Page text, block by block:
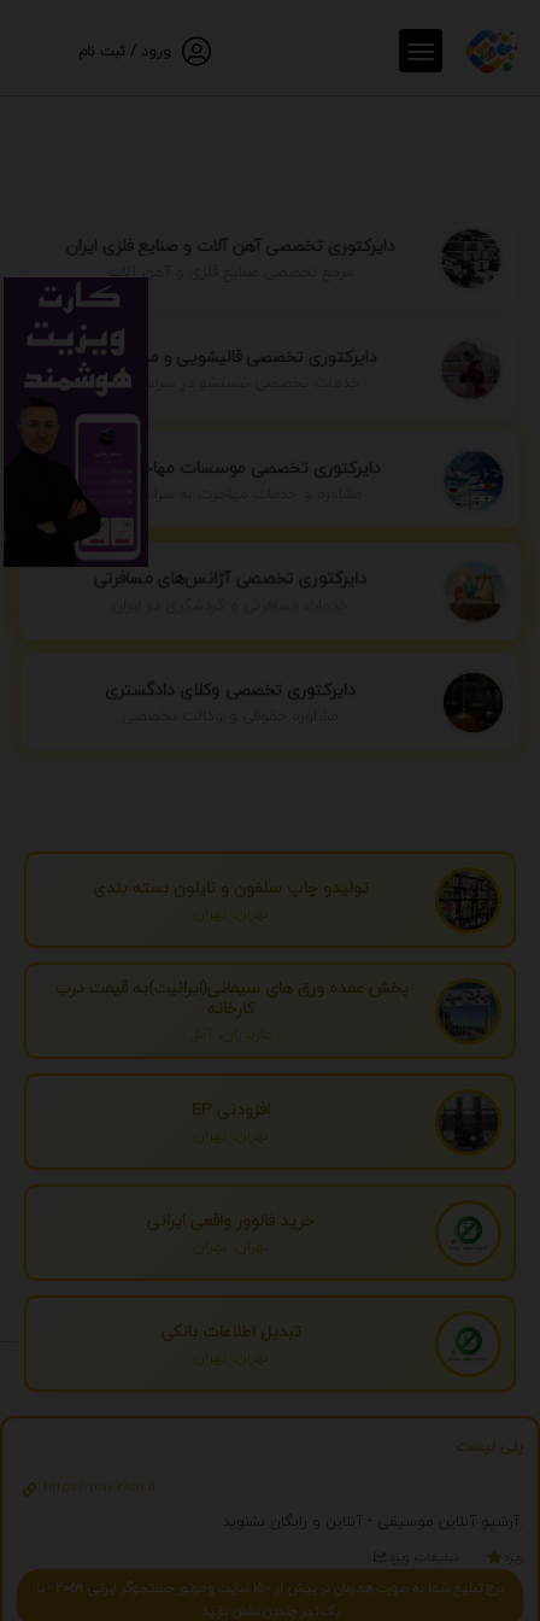
ورود / ثبت نام
دایرکتوری تخصصی آهن آلات و صنایع فلزی ایران
مرجع تخصصی صنایع فلزی و آهن آلات
دایرکتوری تخصصی قالیشویی و مبل شویی
خدمات تخصصی شستشو در سراسر ایران
دایرکتوری تخصصی موسسات مهاجرتی ایران
مشاوره و خدمات مهاجرت به سراسر جهان
دایرکتوری تخصصی آژانس‌های مسافرتی
دایرکتوری تخصصی وکلای دادگستری
تولیدو چاپ سلفون و نایلون بسته بندی
تهران، تهران
پخش عمده ورق های سیمانی(ایرانیت)به قیمت درب
کارخانه
مازندران، آمل
افزودنی EP
تهران، تهران
خرید فالوور واقعی ایرانی
تهران، تهران
تبدیل اطلاعات بانکی
تهران، تهران
پلی لیست
https://play.2059.ir
درج تبلیغ شما به صورت همزمان در بیش از 150 سایت و موتور جستجوگر ایرانی 2059 - با
یک تیر چندین نشان بزنید